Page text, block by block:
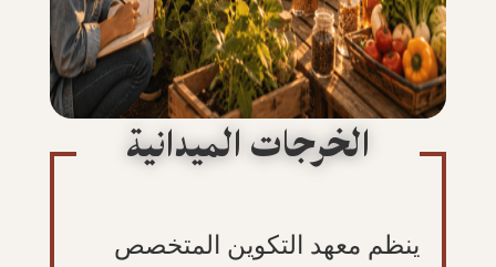
الخرجات الميدانية
ينظم معهد التكوين المتخصص